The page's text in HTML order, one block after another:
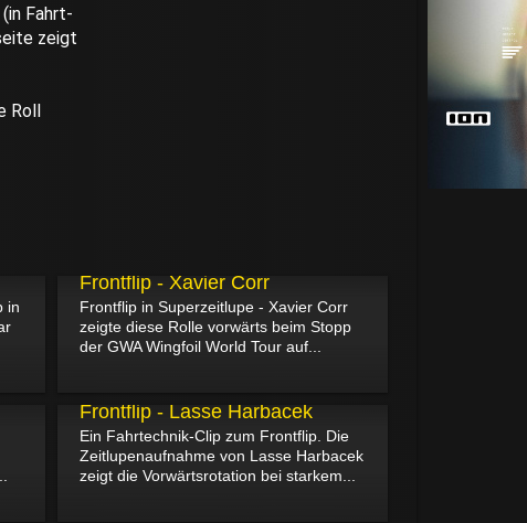
Fahrt-
zeigt
in
Frontflip - Xavier Corr
Frontflip in Superzeitlupe - Xavier Corr
zeigte diese Rolle vorwärts beim Stopp
der GWA Wingfoil World Tour auf...
Frontflip - Lasse Harbacek
Ein Fahrtechnik-Clip zum Frontflip. Die
Zeitlupenaufnahme von Lasse Harbacek
zeigt die Vorwärtsrotation bei starkem...